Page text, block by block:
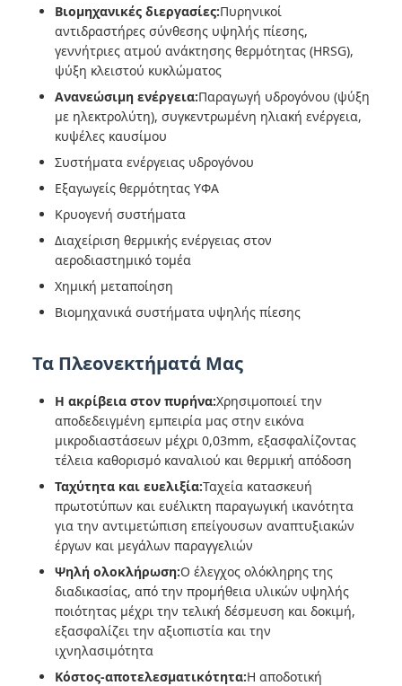
Βιομηχανικές διεργασίες:Πυρηνικοί
αντιδραστήρες σύνθεσης υψηλής πίεσης,
γεννήτριες ατμού ανάκτησης θερμότητας (HRSG),
ψύξη κλειστού κυκλώματος
Ανανεώσιμη ενέργεια:Παραγωγή υδρογόνου (ψύξη
με ηλεκτρολύτη), συγκεντρωμένη ηλιακή ενέργεια,
κυψέλες καυσίμου
Συστήματα ενέργειας υδρογόνου
Εξαγωγείς θερμότητας ΥΦΑ
Κρυογενή συστήματα
Διαχείριση θερμικής ενέργειας στον
αεροδιαστημικό τομέα
Χημική μεταποίηση
Βιομηχανικά συστήματα υψηλής πίεσης
Τα Πλεονεκτήματά Μας
Η ακρίβεια στον πυρήνα:Χρησιμοποιεί την
αποδεδειγμένη εμπειρία μας στην εικόνα
μικροδιαστάσεων μέχρι 0,03mm, εξασφαλίζοντας
τέλεια καθορισμό καναλιού και θερμική απόδοση
Ταχύτητα και ευελιξία:Ταχεία κατασκευή
πρωτοτύπων και ευέλικτη παραγωγική ικανότητα
για την αντιμετώπιση επείγουσων αναπτυξιακών
έργων και μεγάλων παραγγελιών
Ψηλή ολοκλήρωση:Ο έλεγχος ολόκληρης της
διαδικασίας, από την προμήθεια υλικών υψηλής
ποιότητας μέχρι την τελική δέσμευση και δοκιμή,
εξασφαλίζει την αξιοπιστία και την
ιχνηλασιμότητα
Κόστος-αποτελεσματικότητα:Η αποδοτική